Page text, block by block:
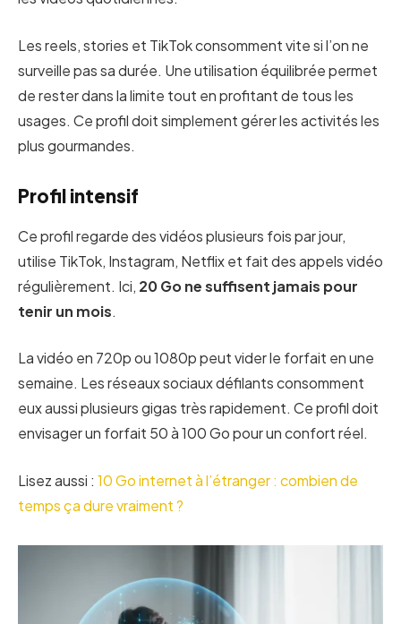
Les reels, stories et TikTok consomment vite si l’on ne
surveille pas sa durée. Une utilisation équilibrée permet
de rester dans la limite tout en profitant de tous les
usages. Ce profil doit simplement gérer les activités les
plus gourmandes.
Profil intensif
Ce profil regarde des vidéos plusieurs fois par jour,
utilise TikTok, Instagram, Netflix et fait des appels vidéo
régulièrement. Ici, 20 Go ne suffisent jamais pour
tenir un mois.
La vidéo en 720p ou 1080p peut vider le forfait en une
semaine. Les réseaux sociaux défilants consomment
eux aussi plusieurs gigas très rapidement. Ce profil doit
envisager un forfait 50 à 100 Go pour un confort réel.
Lisez aussi : 10 Go internet à l’étranger : combien de
temps ça dure vraiment ?